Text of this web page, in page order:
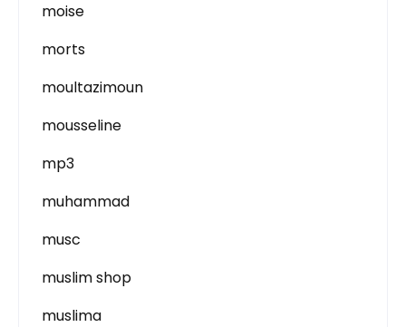
moise
morts
moultazimoun
mousseline
mp3
muhammad
musc
muslim shop
muslima